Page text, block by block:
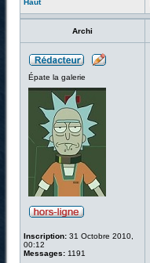
Haut
Archi
Épate la galerie
Inscription: 31 Octobre 2010,
00:12
Messages: 1191